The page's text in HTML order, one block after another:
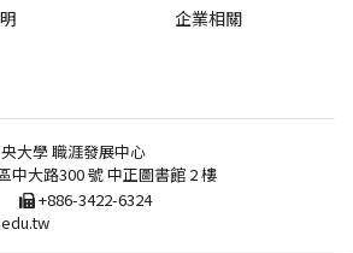
企業相關
大學 職涯發展中心
中大路300 號 中正圖書館 2 樓
+886-3422-6324